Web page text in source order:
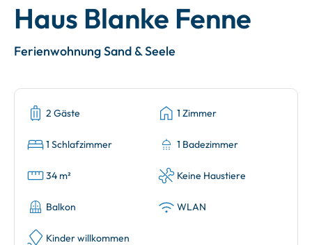
Haus Blanke Fenne
Ferienwohnung Sand & Seele
2 Gäste 1 Zimmer
1 Schlafzimmer 1 Badezimmer
34 m² Keine Haustiere
Balkon WLAN
Kinder willkommen